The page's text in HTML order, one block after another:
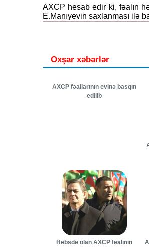
AXCP hesab edir ki, fəalın
E.Manıyevin saxlanması ilə
Oxşar xəbərlər
AXCP fəallarının evinə basqın
edilib
Həbsdə olan AXCP fəalının